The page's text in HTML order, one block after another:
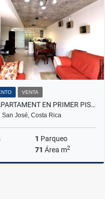
US$238,000
VENTA
VENTA | APARTAMENT EN PRIMER PISO EN CONDOMINIO KHAYA -INVERSIÓN
San José, Costa Rica
1 Parqueo
71 Área m2